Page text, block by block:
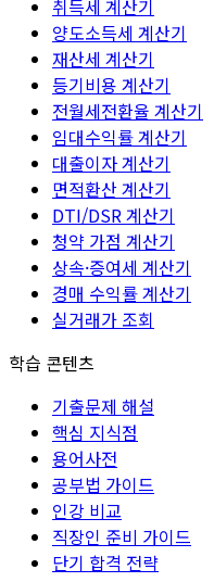
취득세 계산기
양도소득세 계산기
재산세 계산기
등기비용 계산기
전월세전환율 계산기
임대수익률 계산기
대출이자 계산기
면적환산 계산기
DTI/DSR 계산기
청약 가점 계산기
상속·증여세 계산기
경매 수익률 계산기
실거래가 조회
학습 콘텐츠
기출문제 해설
핵심 지식점
용어사전
공부법 가이드
인강 비교
직장인 준비 가이드
단기 합격 전략